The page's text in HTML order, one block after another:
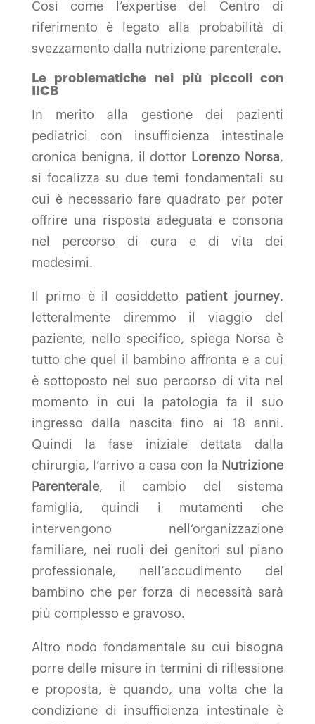
Così come l’expertise del Centro di
riferimento è legato alla probabilità di
svezzamento dalla nutrizione parenterale.
Le problematiche nei più piccoli con
IICB
In merito alla gestione dei pazienti
pediatrici con insufficienza intestinale
cronica benigna, il dottor
Lorenzo Norsa,
si focalizza su due temi fondamentali su
cui è necessario fare quadrato per poter
offrire una risposta adeguata e consona
nel percorso di cura e di vita dei
medesimi.
Il primo è il cosiddetto patient journey,
letteralmente diremmo il viaggio del
paziente, nello specifico, spiega Norsa è
tutto che quel il bambino affronta e a cui
è sottoposto nel suo percorso di vita nel
momento in cui la patologia fa il suo
ingresso dalla nascita fino ai 18 anni.
Quindi la fase iniziale dettata dalla
chirurgia, l’arrivo a casa con la Nutrizione
Parenterale, il cambio del sistema
famiglia, quindi i mutamenti che
intervengono nell’organizzazione
familiare, nei ruoli dei genitori sul piano
professionale, nell’accudimento del
bambino che per forza di necessità sarà
più complesso e gravoso.
Altro nodo fondamentale su cui bisogna
porre delle misure in termini di riflessione
e proposta, è quando, una volta che la
condizione di insufficienza intestinale è